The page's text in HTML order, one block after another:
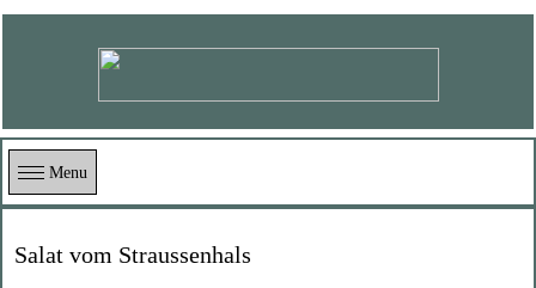
Menu
Salat vom Straussenhals